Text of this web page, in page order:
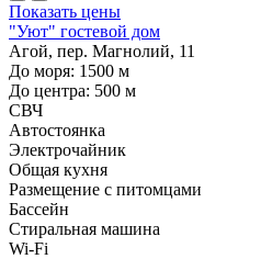
Показать цены
"Уют" гостевой дом
Агой, пер. Магнолий, 11
До моря: 1500 м
До центра: 500 м
СВЧ
Автостоянка
Электрочайник
Общая кухня
Размещение с питомцами
Бассейн
Стиральная машина
Wi-Fi